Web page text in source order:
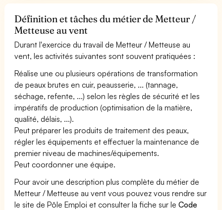
Définition et tâches du métier de Metteur /
Metteuse au vent
Durant l'exercice du travail de Metteur / Metteuse au
vent, les activités suivantes sont souvent pratiquées :
Réalise une ou plusieurs opérations de transformation
de peaux brutes en cuir, peausserie, ... (tannage,
séchage, refente, ...) selon les règles de sécurité et les
impératifs de production (optimisation de la matière,
qualité, délais, ...).
Peut préparer les produits de traitement des peaux,
régler les équipements et effectuer la maintenance de
premier niveau de machines/équipements.
Peut coordonner une équipe.
Pour avoir une description plus complète du métier de
Metteur / Metteuse au vent vous pouvez vous rendre sur
le site de Pôle Emploi et consulter la fiche sur leCode